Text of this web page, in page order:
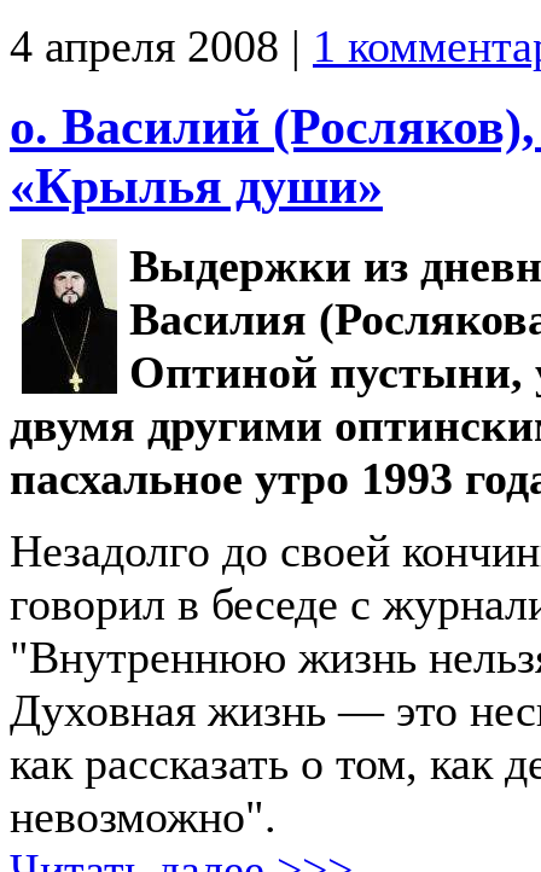
4 апреля 2008 | 1
о. Василий
«Крылья души»
Выдержки из
Василия
Оптиной пустыни,
двумя другими
пасхальное утро 1993
Незадолго до своей
говорил в беседе с
"Внутреннюю жизнь
Духовная жизнь — это
как рассказать о том, как
невозможно".